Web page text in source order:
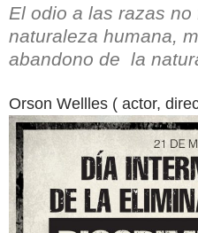
El odio a las razas
naturaleza humana,
abandono de la
Orson Wellles ( actor,